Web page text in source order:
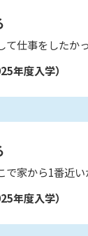
て仕事をしたか
年度入学）
家から1番近い
年度入学）